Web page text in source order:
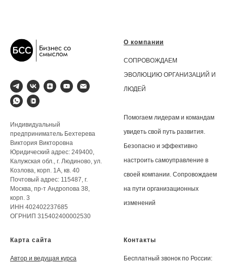
Индивидуальный
предприниматель Бехтерева
Виктория Викторовна
Юридический адрес: 249400,
Калужская обл., г. Людиново, ул.
Козлова, корп. 1А, кв. 40
Почтовый адрес: 115487, г.
Москва, пр-т Андропова 38,
корп. 3
ИНН 402402237685
ОГРНИП 315402400002530
О компании
СОПРОВОЖДАЕМ
ЭВОЛЮЦИЮ ОРГАНИЗАЦИЙ И
ЛЮДЕЙ
Помогаем лидерам и командам
увидеть свой путь развития.
Безопасно и эффективно
настроить самоуправление в
своей компании. Сопровождаем
на пути организационных
изменений
Карта сайта
Автор и ведущая курса
Контакты
Бесплатный звонок по России: